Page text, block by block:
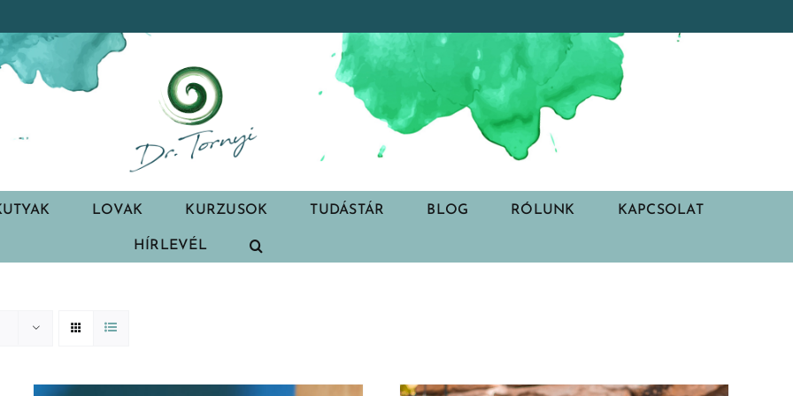
LOVAK KURZUSOK TUDÁSTÁR BLOG RÓLUNK KAPCSOLAT
HÍRLEVÉL